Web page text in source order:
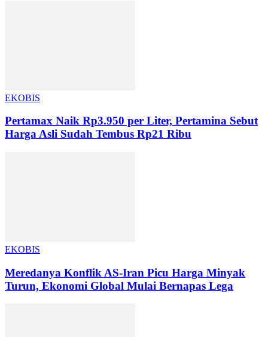
EKOBIS
Pertamax Naik Rp3.950 per Liter, Pertamina Sebut
Harga Asli Sudah Tembus Rp21 Ribu
EKOBIS
Meredanya Konflik AS-Iran Picu Harga Minyak
Turun, Ekonomi Global Mulai Bernapas Lega